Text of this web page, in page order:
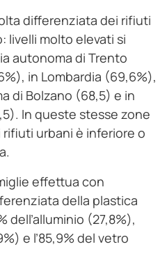
differenziata dei rifiuti
livelli molto elevati si
autonoma di Trento
in Lombardia (69,6%),
di Bolzano (68,5) e in
In queste stesse zone
urbani è inferiore o
effettua con
della plastica
dell’alluminio (27,8%),
e l’85,9% del vetro